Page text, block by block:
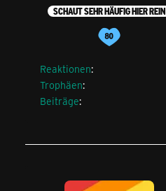
SCHAUT SEHR HÄUFIG HIER REIN
Reaktionen
Trophäen
Beiträge